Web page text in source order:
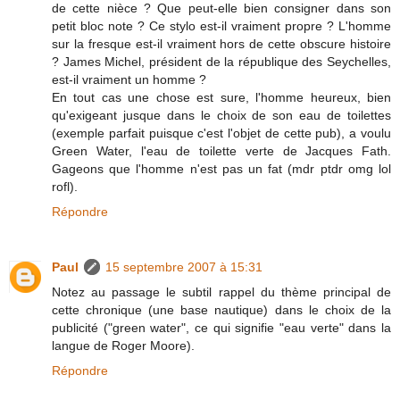
de cette nièce ? Que peut-elle bien consigner dans son
petit bloc note ? Ce stylo est-il vraiment propre ? L'homme
sur la fresque est-il vraiment hors de cette obscure histoire
? James Michel, président de la république des Seychelles,
est-il vraiment un homme ?
En tout cas une chose est sure, l'homme heureux, bien
qu'exigeant jusque dans le choix de son eau de toilettes
(exemple parfait puisque c'est l'objet de cette pub), a voulu
Green Water, l'eau de toilette verte de Jacques Fath.
Gageons que l'homme n'est pas un fat (mdr ptdr omg lol
rofl).
Répondre
Paul
15 septembre 2007 à 15:31
Notez au passage le subtil rappel du thème principal de
cette chronique (une base nautique) dans le choix de la
publicité ("green water", ce qui signifie "eau verte" dans la
langue de Roger Moore).
Répondre